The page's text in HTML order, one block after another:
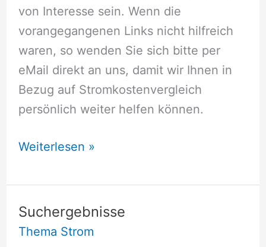
von Interesse sein. Wenn die
vorangegangenen Links nicht hilfreich
waren, so wenden Sie sich bitte per
eMail direkt an uns, damit wir Ihnen in
Bezug auf Stromkostenvergleich
persönlich weiter helfen können.
Stromkostenvergleich
Weiterlesen »
Suchergebnisse
Thema Strom